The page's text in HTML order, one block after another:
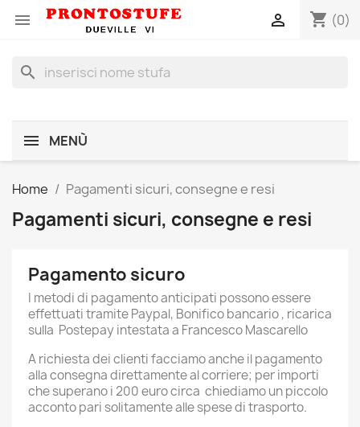
 shopping_cart (0)

search
MENÙ
Home Pagamenti sicuri, consegne e resi
Pagamenti sicuri, consegne e resi
Pagamento sicuro
I metodi di pagamento anticipati possono essere
effettuati tramite Paypal, Bonifico bancario , ricarica
sulla Postepay intestata a Francesco Mascarello
A richiesta dei clienti facciamo anche il pagamento
alla consegna direttamente al corriere; per importi
che superano i 200 euro circa chiediamo un piccolo
acconto pari solitamente alle spese di trasporto.